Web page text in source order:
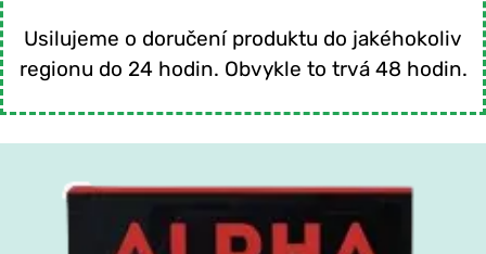
Usilujeme o doručení produktu do jakéhokoliv
regionu do 24 hodin. Obvykle to trvá 48 hodin.